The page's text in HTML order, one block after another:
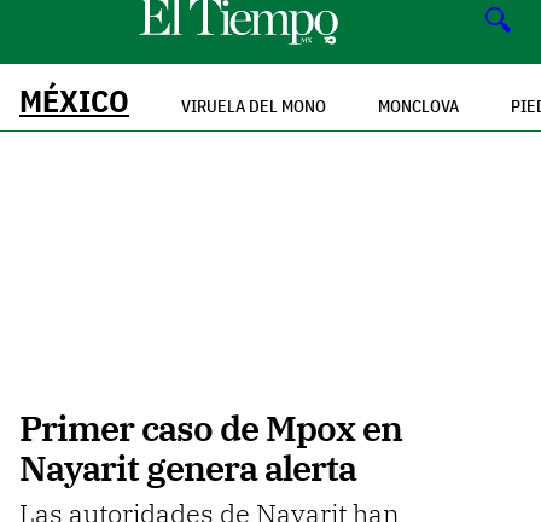
🔍
MÉXICO VIRUELA DEL MONO MONCLOVA
Primer caso de Mpox en
Nayarit genera alerta
Las autoridades de Nayarit han